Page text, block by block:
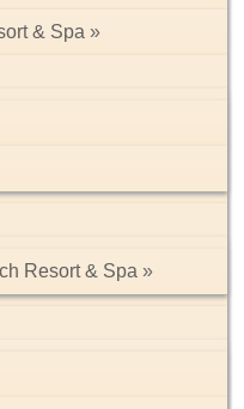
& Spa
Resort & Spa